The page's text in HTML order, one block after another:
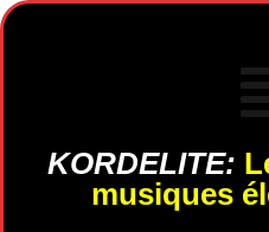
KORDELITE:
musiques